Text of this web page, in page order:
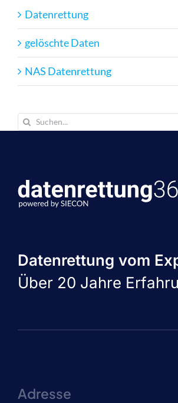
Datenrettung
gelöschte Daten
NAS Datenrettung
Suche
Datenrettung vom
Über 20 Jahre
Adresse